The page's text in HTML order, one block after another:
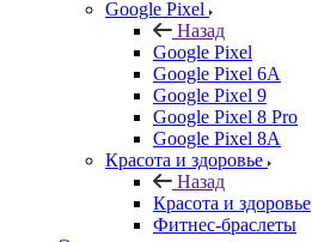
Google Pixel
Назад
Google Pixel
Google Pixel 6A
Google Pixel 9
Google Pixel 8 Pro
Google Pixel 8A
Красота и здоровье
Назад
Красота и здоровье
Фитнес-браслеты